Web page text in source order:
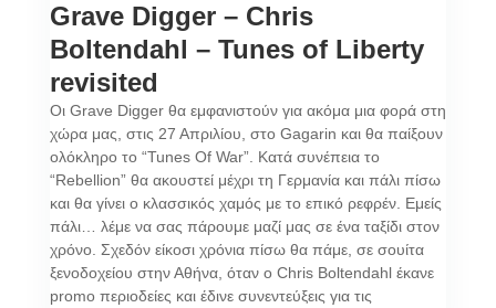
Grave Digger – Chris
Boltendahl – Tunes of Liberty
revisited
Οι Grave Digger θα εμφανιστούν για ακόμα μια φορά στη
χώρα μας, στις 27 Απριλίου, στο Gagarin και θα παίξουν
ολόκληρο το “Tunes Of War”. Κατά συνέπεια το
“Rebellion” θα ακουστεί μέχρι τη Γερμανία και πάλι πίσω
και θα γίνει ο κλασσικός χαμός με το επικό ρεφρέν. Εμείς
πάλι… λέμε να σας πάρουμε μαζί μας σε ένα ταξίδι στον
χρόνο. Σχεδόν είκοσι χρόνια πίσω θα πάμε, σε σουίτα
ξενοδοχείου στην Αθήνα, όταν ο Chris Boltendahl έκανε
promo περιοδείες και έδινε συνεντεύξεις για τις